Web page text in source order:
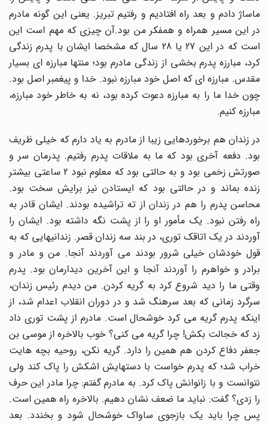
ماساژ دادم و بعد راه افتادیم و رفتیم تبریز. یعنی این گونه مادرم
در این مسیر همراه و همفکر من بود.آن چیزی که مهم است این
است که در این 27 یا 28 سال که مشخصا ایشان با پدرم زندگی
کرد، مبارزه پدرم بخشی از زندگی مادرم بود؛ منتها مبارزه ای بسیار
مقدس. مبارزه ای که اصل خود مبارزه نبود. خدا و پیغمبر اصل بود.
چون خدا ما را به مبارزه دعوت کرده بود، نه به خاطر خود مبارزه،
مبارزه کنیم.
در زندان هم برخوردهایی زیبا از مادرم به یاد دارم که خیلی ظریف
بود. دفعه آخری بود که ما به ملاقات پدرم رفتیم. پدرمان سر و
صورتش زخمی بود و به حالتی بود که معلوم نبود 2 ساعتی بیشتر
زنده بماند و در حالتی بود که ایستادن نیز برایش سخت بود.
محاسن پدرم را هم در زندان از ته تراشیده بودند. ایشان قادر به
راه رفتن نبود. یک مأمور او را از پشت نگه داشته بود. ایشان را
آوردند در یک اتاقک توری، در بند سه زندان قصر. زندانیهایی که به
قول خودشان خیلی شرور بودند می آوردند آنجا. من و مادر و
برادر و خواهرم را آوردند آنجا و این آخرین دیدارمان بود. پدرم
وقتی ما را دید شروع کرد به گریه کردن. من دیدم رئیس زندان،
سرگرد زمانی که بعد سرهنگ شد و در دوران انقلاب اعدام شد، از
اینکه پدرم گریه می کرد خوشحال است. مادرم از پشت توری داد
زد که خجالت بکش! چرا گریه می کنی؟ خوب بالاخره از موسی بن
جعفر دفاع کردن هم همین را دارد. گریه نکن، روحیه بچه هایت
خراب شد؛ که پدرم خواست با دستهایش اشکش را پاک کند ولی
نتوانست و با زانوانش پاک کرد. به مادرم گفتم: چرا مادر این حرف
را زدی؟ گفت: نباید ما ضعف نشان دهیم. بالاخره راه همین است.
پس چرا باید یک بازجوی ساواک خوشحال شود و بخندد. بعد